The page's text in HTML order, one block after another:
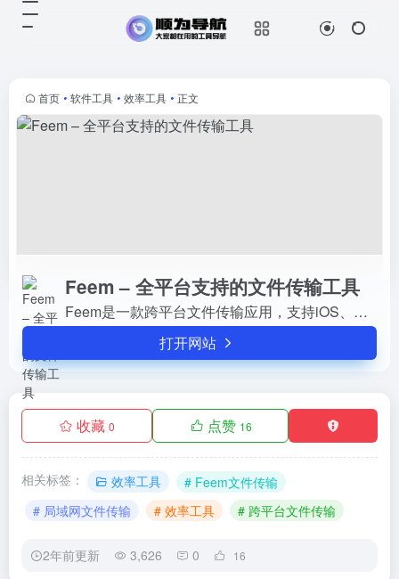
首页 • 软件工具 • 效率工具 • 正文
Feem – 全平台支持的文件传输工具
Feem是一款跨平台文件传输应用，支持iOS、Android、Windows、MacOS和Linux系统。无需互联网连接，通过局域网实现快速、安全的文件传输。Feem支持自动配对、Wi-Fi Direct、文字传输...
打开网站
收藏 0 点赞 16
相关标签： 效率工具
# Feem文件传输
# 局域网文件传输
# 效率工具 # 跨平台文件传输
2年前更新 3,626 0 16
MacOS和Linux系统。无需互联网连
接，通过局域网实现快速、安全的文
件传输。F...